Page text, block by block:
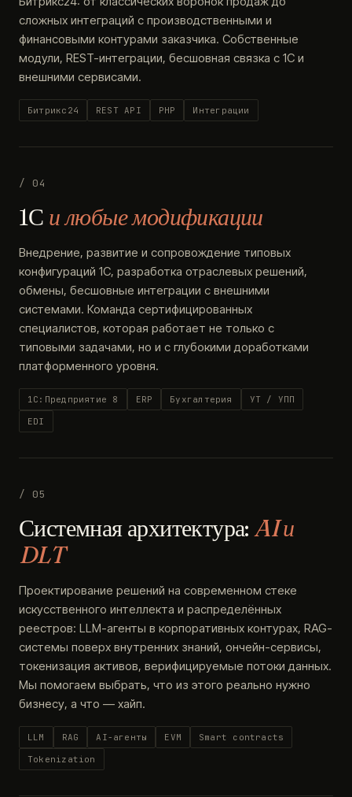
сложных интеграций с производственными и
финансовыми контурами заказчика. Собственные
модули, REST-интеграции, бесшовная связка с 1С и
внешними сервисами.
Битрикс24 REST API PHP Интеграции
/ 04
1С и любые модификации
Внедрение, развитие и сопровождение типовых
конфигураций 1С, разработка отраслевых решений,
обмены, бесшовные интеграции с внешними
системами. Команда сертифицированных
специалистов, которая работает не только с
типовыми задачами, но и с глубокими доработками
платформенного уровня.
1С:Предприятие 8 ERP Бухгалтерия
УТ / УПП
EDI
/ 05
Системная архитектура:AI и
DLT
Проектирование решений на современном стеке
искусственного интеллекта и распределённых
реестров: LLM-агенты в корпоративных контурах, RAG-
системы поверх внутренних знаний, ончейн-сервисы,
токенизация активов, верифицируемые потоки данных.
Мы помогаем выбрать, что из этого реально нужно
бизнесу, а что — хайп.
LLM RAG AI-агенты EVM
Smart contracts
Tokenization